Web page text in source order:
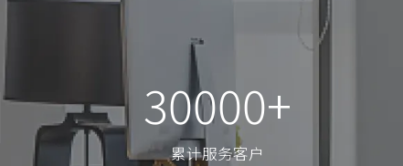
30000+
累计服务客户
30000+
累计服务客户